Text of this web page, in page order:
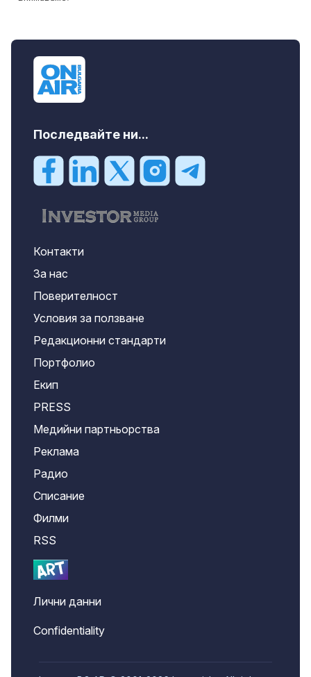
Последвайте ни...
Контакти
За нас
Поверителност
Условия за ползване
Редакционни стандарти
Портфолио
Екип
PRESS
Медийни партньорства
Реклама
Радио
Списание
Филми
RSS
Лични данни
Confidentiality